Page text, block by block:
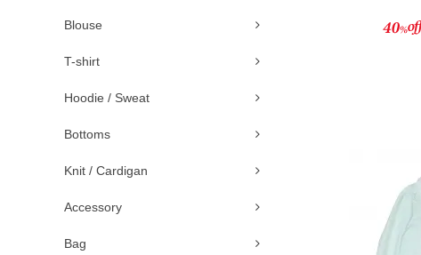
Blouse
T-shirt
Hoodie / Sweat
Bottoms
Knit / Cardigan
Accessory
Bag